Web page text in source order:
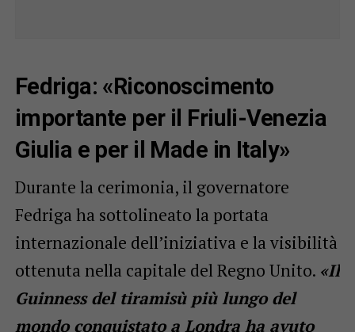
Fedriga: «Riconoscimento
importante per il Friuli-Venezia
Giulia e per il Made in Italy»
Durante la cerimonia, il governatore
Fedriga ha sottolineato la portata
internazionale dell’iniziativa e la visibilità
ottenuta nella capitale del Regno Unito. «Il
Guinness del tiramisù più lungo del
mondo conquistato a Londra ha avuto